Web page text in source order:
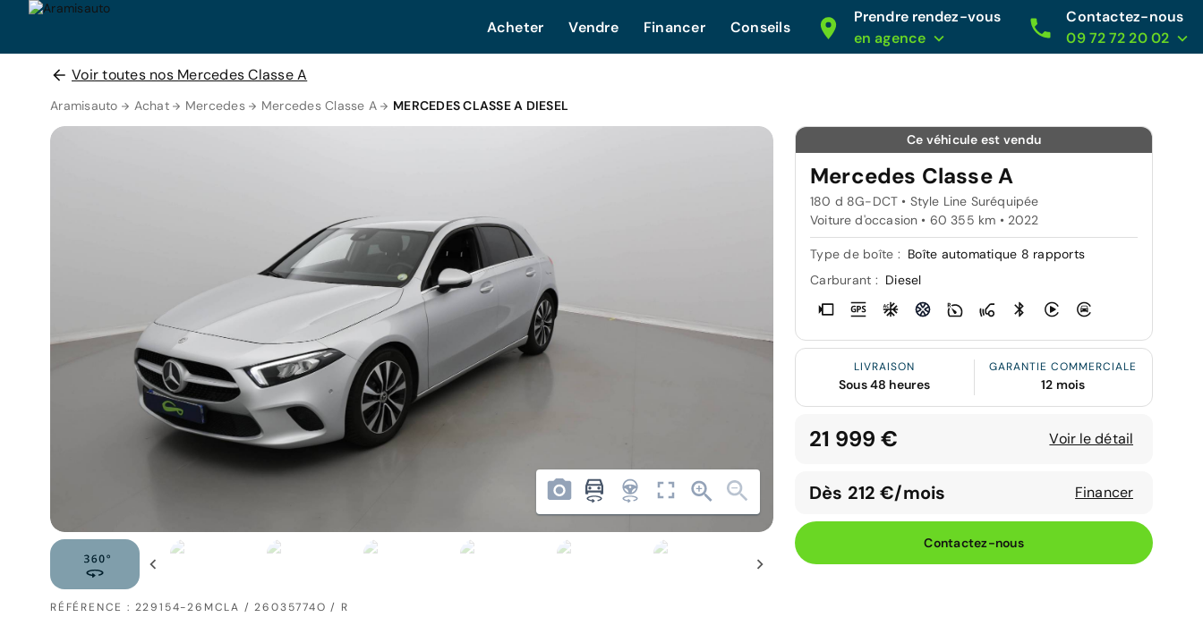
Acheter Vendre Financer Conseils
Prendre rendez-vous
en agence
Contactez-nous
09 72 72 20 02
Voir toutes nos Mercedes Classe A
Aramisauto Achat Mercedes Mercedes Classe A MERCEDES CLASSE A DIESEL
RÉFÉRENCE : 229154-26MCLA / 26035774O / R
Ce véhicule est vendu
Mercedes Classe A
180 d 8G-DCT • Style Line Suréquipée
Voiture d'occasion • 60 355 km • 2022
Type de boîte : Boîte automatique 8 rapports
Carburant : Diesel
LIVRAISON
Sous 48 heures
GARANTIE COMMERCIALE
12 mois
21 999 € Voir le détail
Dès 212 €/mois Financer
Contactez-nous